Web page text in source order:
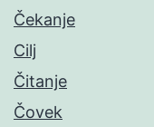
Čekanje
Cilj
Čitanje
Čovek